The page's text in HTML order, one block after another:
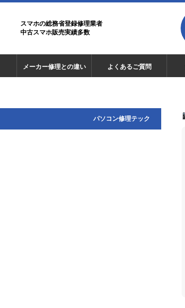
スマホの総務省登録修理業者
中古スマホ販売実績多数
メーカー修理との違い よくあるご質問
パソコン修理テック